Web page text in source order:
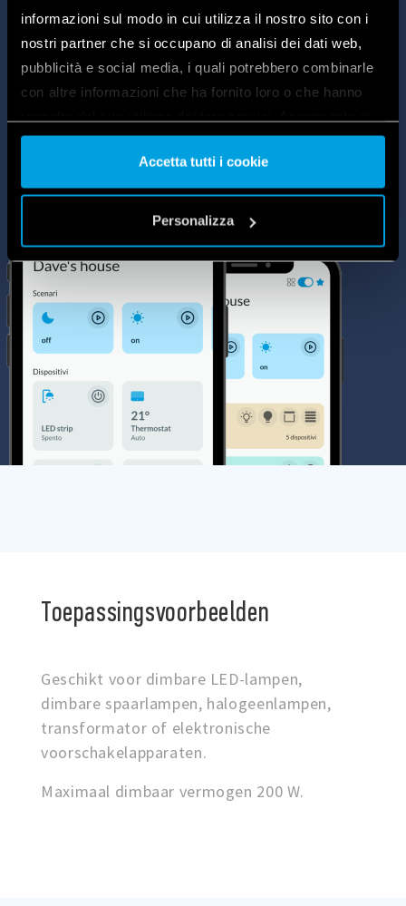
informazioni sul modo in cui utilizza il nostro sito con i
nostri partner che si occupano di analisi dei dati web,
pubblicità e social media, i quali potrebbero combinarle
con altre informazioni che ha fornito loro o che hanno
nostri cookie se continua ad utilizzare il nostro sito web.
Vai alla Cookie Policy completa
Accetta tutti i cookie
Personalizza
stopcontacten, rolluiken en gordijnen
beheren.
Toepassingsvoorbeelden
Geschikt voor dimbare LED-lampen,
dimbare spaarlampen, halogeenlampen,
transformator of elektronische
voorschakelapparaten.
Maximaal dimbaar vermogen 200 W.